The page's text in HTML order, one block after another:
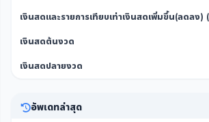
เงินสดและรายการเทียบเท่าเงินสดเพิ่มขึ้น(ลดลง)
เงินสดต้นงวด
เงินสดปลายงวด
อัพเดทล่าสุด